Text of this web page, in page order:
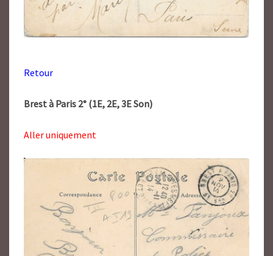
Retour
Brest à Paris 2° (1E, 2E, 3E Son)
Aller uniquement